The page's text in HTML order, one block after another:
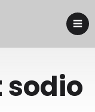
sodio